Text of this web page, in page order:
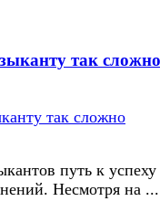
так сложно
путь к успеху
Несмотря на ...